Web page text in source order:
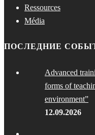
Ressources
Média
ПОСЛЕДНИЕ
Advanced
forms of
environment”
12.09.2026